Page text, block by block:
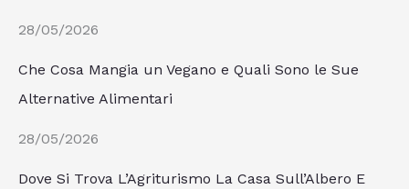
28/05/2026
Che Cosa Mangia un Vegano e Quali Sono le Sue
Alternative Alimentari
28/05/2026
Dove Si Trova L’Agriturismo La Casa Sull’Albero E